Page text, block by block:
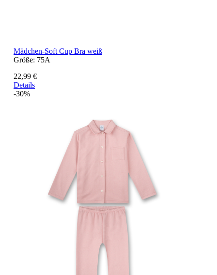
Mädchen-Soft Cup Bra weiß
Größe: 75A
22,99 €
Details
-30%